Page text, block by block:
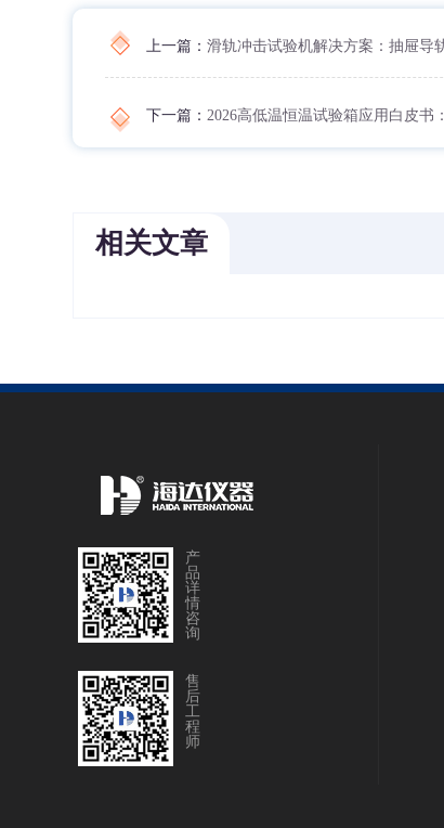
上一篇：滑轨冲击试验机解决方案：抽屉导
下一篇：2026高低温恒温试验箱应用白皮书
相关文章
产
品
详
情
咨
询
售
后
工
程
师